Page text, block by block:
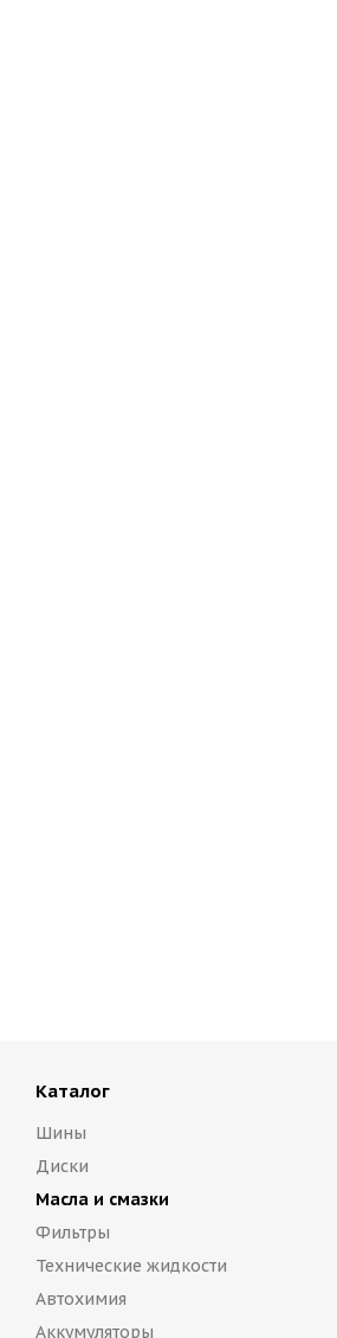
Каталог
Шины
Диски
Масла и смазки
Фильтры
Технические жидкости
Автохимия
Аккумуляторы